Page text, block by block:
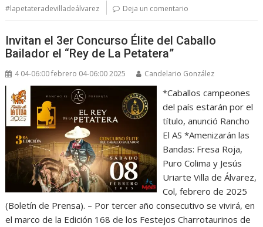
#lapetateradevilladeálvarez Deja un comentario
Invitan el 3er Concurso Élite del Caballo
Bailador el “Rey de La Petatera”
4 04-06:00 febrero 04-06:00 2025 Candelario González
*Caballos campeones
del país estarán por el
título, anunció Rancho
El AS *Amenizarán las
Bandas: Fresa Roja,
Puro Colima y Jesús
Uriarte Villa de Álvarez,
Col, febrero de 2025
(Boletín de Prensa). – Por tercer año consecutivo se vivirá, en
el marco de la Edición 168 de los Festejos Charrotaurinos de